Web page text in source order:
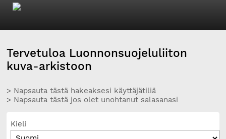
Tervetuloa Luonnonsuojeluliiton
kuva-arkistoon
> Napsauta tästä hakeaksesi käyttäjätiliä
> Napsauta tästä jos olet unohtanut salasanasi
Kieli